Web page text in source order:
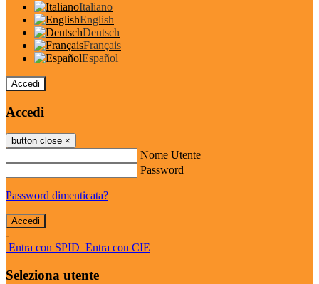
Italiano
English
Deutsch
Français
Español
Accedi
Accedi
button close ×
Nome Utente
Password
Password dimenticata?
-
Entra con SPID Entra con CIE
Seleziona utente